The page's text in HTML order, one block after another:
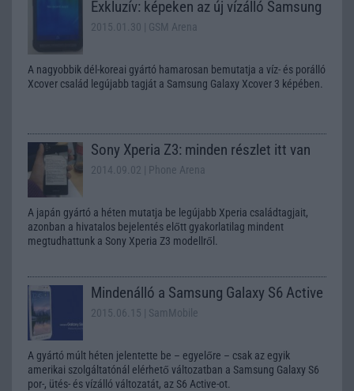
Exkluzív: képeken az új vízálló Samsung
2015.01.30 | GSM Arena
A nagyobbik dél-koreai gyártó hamarosan bemutatja a víz- és porálló
Xcover család legújabb tagját a Samsung Galaxy Xcover 3 képében.
Sony Xperia Z3: minden részlet itt van
2014.09.02 | Phone Arena
A japán gyártó a héten mutatja be legújabb Xperia családtagjait,
azonban a hivatalos bejelentés előtt gyakorlatilag mindent
megtudhattunk a Sony Xperia Z3 modellről.
Mindenálló a Samsung Galaxy S6 Active
2015.06.15 | SamMobile
A gyártó múlt héten jelentette be – egyelőre – csak az egyik
amerikai szolgáltatónál elérhető változatban a Samsung Galaxy S6
por-, ütés- és vízálló változatát, az S6 Active-ot.